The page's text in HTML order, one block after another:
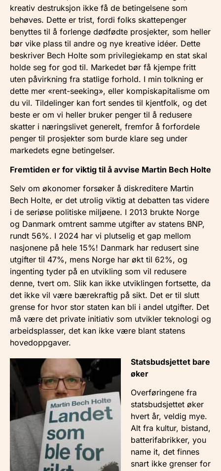
kreativ destruksjon ikke få de betingelsene som
behøves. Dette er trist, fordi folks skattepenger
benyttes til å forlenge dødfødte prosjekter, som heller
bør vike plass til andre og nye kreative idéer. Dette
beskriver Bech Holte som privilegiekamp en stat skal
holde seg for god til. Markedet bør få kjempe fritt
uten påvirkning fra statlige forhold. I min tolkning er
dette mer «rent-seeking», eller kompiskapitalisme om
du vil. Tildelinger kan fort sendes til kjentfolk, og det
beste er om vi heller bruker penger til å redusere
skatter i næringslivet generelt, fremfor å forfordele
penger til prosjekter som burde klare seg under
markedets egne betingelser.
Fremtiden er for viktig til å avvise Martin Bech Holte
Selv om økonomer forsøker å diskreditere Martin
Bech Holte, er det utrolig viktig at debatten tas videre
i de seriøse politiske miljøene. I 2013 brukte Norge
og Danmark omtrent samme utgifter av statens BNP,
rundt 56%. I 2024 har vi plutselig et gap mellom
nasjonene på hele 15%! Danmark har redusert sine
utgifter til 47%, mens Norge har økt til 62%, og
ingenting tyder på en utvikling som vil redusere
denne, tvert om. Slik kan ikke utviklingen fortsette, da
det ikke vil være bærekraftig på sikt. Det er til slutt
grense for hvor stor staten kan bli i andel utgifter. Det
må være det private initiativ som utvikler teknologi og
arbeidsplasser, det kan ikke være blant statens
hovedoppgaver.
Statsbudsjettet bare
øker
Overføringene fra
statsbudsjettet øker
hvert år, veldig mye.
Alt fra kultur, bistand,
batterifabrikker, you
name it, det finnes
snart ikke grenser for